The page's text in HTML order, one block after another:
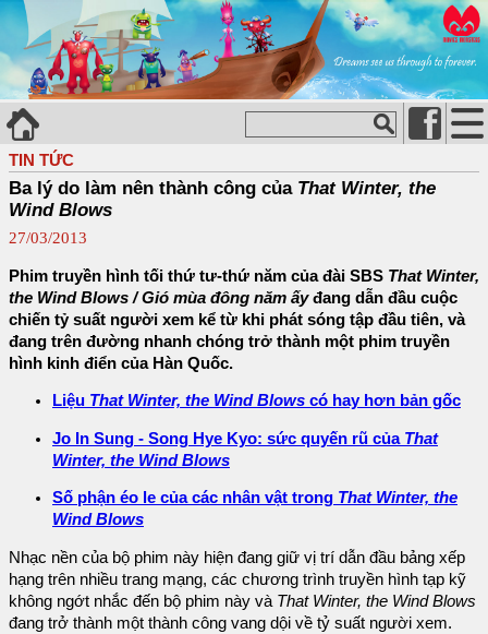
TIN TỨC
Ba lý do làm nên thành công của That Winter, the
Wind Blows
27/03/2013
Phim truyền hình tối thứ tư-thứ năm của đài SBS That Winter,
the Wind Blows / Gió mùa đông năm ấyđang dẫn đầu cuộc
chiến tỷ suất người xem kể từ khi phát sóng tập đầu tiên, và
đang trên đường nhanh chóng trở thành một phim truyền
hình kinh điển của Hàn Quốc.
Liệu That Winter, the Wind Blows có hay hơn bản gốc
Jo In Sung - Song Hye Kyo: sức quyến rũ của That
Winter, the Wind Blows
Số phận éo le của các nhân vật trong That Winter, the
Wind Blows
Nhạc nền của bộ phim này hiện đang giữ vị trí dẫn đầu bảng xếp
hạng trên nhiều trang mạng, các chương trình truyền hình tạp kỹ
không ngớt nhắc đến bộ phim này và That Winter, the Wind Blows
đang trở thành một thành công vang dội về tỷ suất người xem.